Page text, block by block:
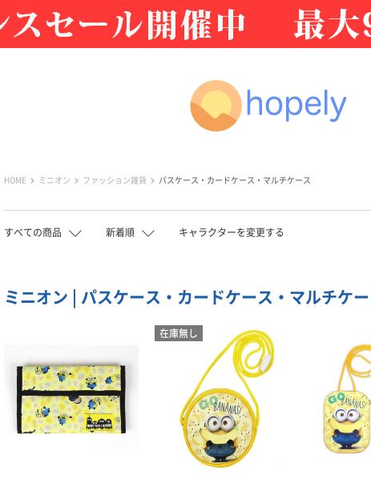
HOME ミニオン ファッション雑貨 パスケース・カードケース・マルチケース
すべての商品 新着順 キャラクターを変更する
ミニオン | パスケース・カードケース・マルチケ
在庫無し